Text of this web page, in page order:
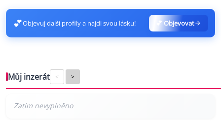
💕Objevuj další profily a najdi svou lásku! 💕 Objevovat
Můj inzerát < >